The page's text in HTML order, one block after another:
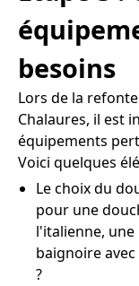
besoins
Lors de la
Chalaures, il est
équipements
Voici quelques
Le choix du
pour une
l'italienne,
baignoire
?